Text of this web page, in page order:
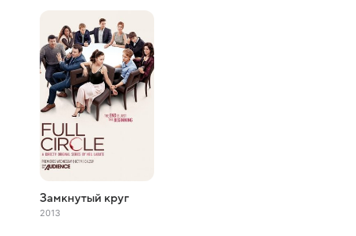
Замкнутый круг
2013